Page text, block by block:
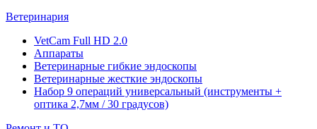
Ветеринария
VetCam Full HD 2.0
Аппараты
Ветеринарные гибкие эндоскопы
Ветеринарные жесткие эндоскопы
Набор 9 операций универсальный (инструменты +
оптика 2,7мм / 30 градусов)